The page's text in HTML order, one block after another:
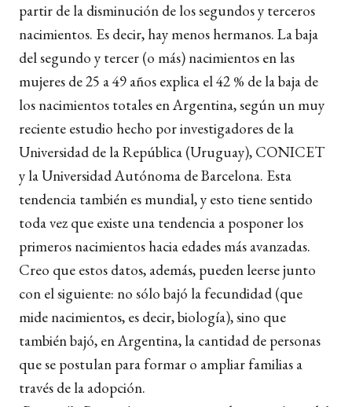
partir de la disminución de los segundos y terceros
nacimientos. Es decir, hay menos hermanos. La baja
del segundo y tercer (o más) nacimientos en las
mujeres de 25 a 49 años explica el 42 % de la baja de
los nacimientos totales en Argentina, según un muy
reciente estudio hecho por investigadores de la
Universidad de la República (Uruguay), CONICET
y la Universidad Autónoma de Barcelona. Esta
tendencia también es mundial, y esto tiene sentido
toda vez que existe una tendencia a posponer los
primeros nacimientos hacia edades más avanzadas.
Creo que estos datos, además, pueden leerse junto
con el siguiente: no sólo bajó la fecundidad (que
mide nacimientos, es decir, biología), sino que
también bajó, en Argentina, la cantidad de personas
que se postulan para formar o ampliar familias a
través de la adopción.